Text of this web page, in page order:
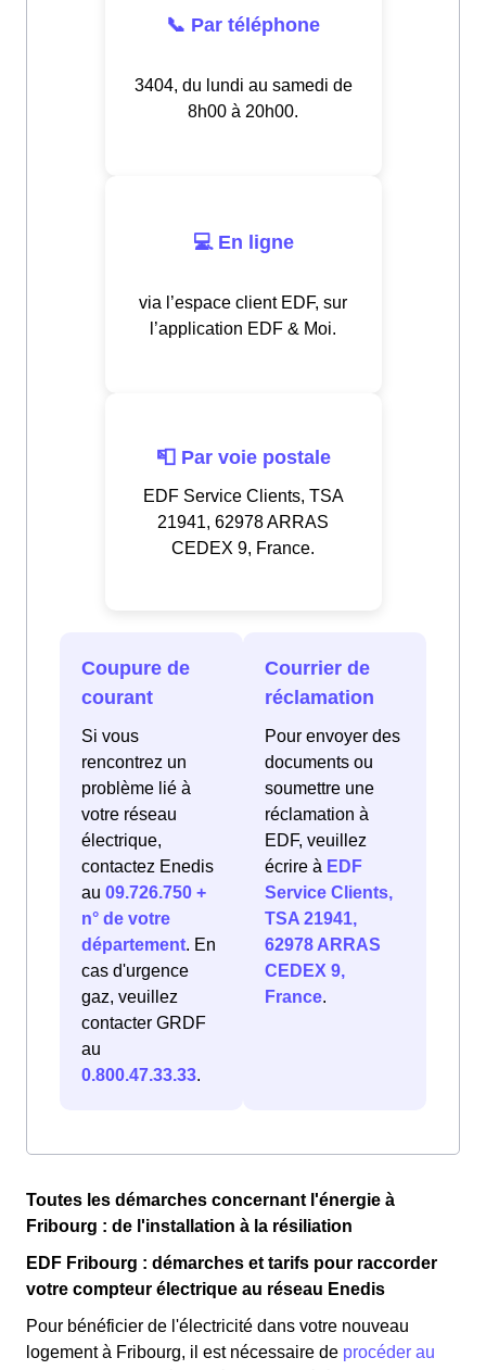
📞 Par téléphone
3404, du lundi au samedi de
8h00 à 20h00.
💻 En ligne
via l’espace client EDF, sur
l’application EDF & Moi.
📮 Par voie postale
EDF Service Clients, TSA
21941, 62978 ARRAS
CEDEX 9, France.
Coupure de
courant
Si vous
rencontrez un
problème lié à
votre réseau
électrique,
contactez Enedis
au 09.726.750 +
n° de votre
département. En
cas d'urgence
gaz, veuillez
contacter GRDF
au
0.800.47.33.33.
Courrier de
réclamation
Pour envoyer des
documents ou
soumettre une
réclamation à
EDF, veuillez
écrire à EDF
Service Clients,
TSA 21941,
62978 ARRAS
CEDEX 9,
France.
Toutes les démarches concernant l'énergie à
Fribourg : de l'installation à la résiliation
EDF Fribourg : démarches et tarifs pour raccorder
votre compteur électrique au réseau Enedis
Pour bénéficier de l'électricité dans votre nouveau
logement à Fribourg, il est nécessaire de procéder au